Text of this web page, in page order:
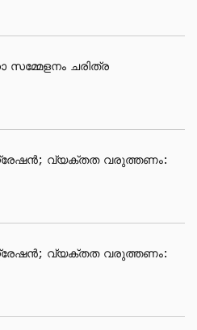
സമ്മേളനം ചരിത്ര
വ്യക്തത വരുത്തണം:
വ്യക്തത വരുത്തണം: